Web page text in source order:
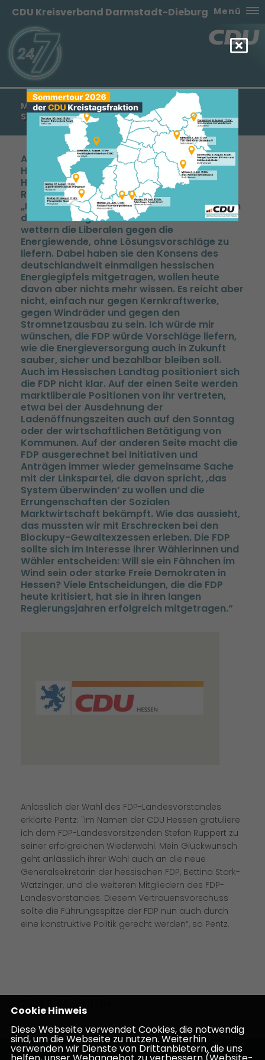
CDU Kreisverband Darmstadt-Dieburg Menü
MANFRED PENTZ: „FÄHNCHEN IM WIND ODER
STARKE FREIE DEMOKRATEN IN HESSEN?“
Anlässlich des Landesparteitages der FDP
Hessen stellte der Generalsekretär der CDU
Hessen, Manfred Pentz, die Frage, „welche
Rolle die FDP künftig in Hessen spielen“ wolle.
Ein klarer Kurs der Partei ist auch heute nach
dem Parteitag nicht erkennbar. Erneut
wettern die Liberalen gegen die
Energiewende, ohne Lösungsvorschläge zu
liefern. Dabei haben sie den Konsens des
deutschlandweit einmaligen hessischen
Energiegipfels mitgetragen, wollen heute
davon aber nichts mehr wissen. Es reicht aber
nicht, einfach nur gegen Kernkraftwerke,
gegen Windräder und gegen den
Stromnetzausbau zu sein. Ich würde mir
wünschen, die FDP würde Vorschläge liefern,
wie die Energieversorgung auch in Zukunft
sauber, sicher und bezahlbar bleiben soll.
Auch im Hessischen Landtag positioniert sich
die FDP nicht klar. Auf der einen Seite werden
marktliberale Positionen von ihr vertreten,
etwa bei der Ausdehnung der
Ladenöffnungszeiten auch auf den Sonntag
oder der wirtschaftlichen Betätigung von
Kommunen. Auf der anderen Seite macht die
FDP ausgerechnet bei Initiativen und
Anträgen immer wieder gemeinsame Sache
mit der Linkspartei, die davon spricht, ‚das
System überwinden‘ zu wollen und die
Errungenschaften der Sozialen
Marktwirtschaft bekämpft. Wie das aussieht,
das mussten wir mit Erschrecken bei den
Blockupy-Gewaltexzessen erleben. Die FDP
sollte sich im Interesse ihrer Wählerinnen und
Wähler entscheiden: Will sie ein Fähnchen im
Wind sein oder starke Freie Demokraten in
Hessen? Viele Entscheidungen, die die FDP
heute kritisiert, hat sie in ihren langen
Regierungsjahren erfolgreich mitgetragen.“
Anlässlich der Wahl des FDP-Landesvorstandes
erklärte Pentz: "Im Namen der CDU Hessen gratuliere
ich dem FDP-Landesvorsitzenden Stefan Ruppert zu
seiner erfolgreichen Wiederwahl. Mein Glückwunsch
geht anlässlich ihrer Wahl auch an die neue
Generalsekretärin der hessischen FDP, Bettina Stark-
Watzinger, und die weiteren Mitgliedern des FDP-
Landesvorstandes. Diesem Vertrauensvorschuss
sollte die Führungsspitze der FDP nun auch durch
eine konstruktive Politik gerecht werden“, so Pentz.
21.03.2015, 10:11 Uhr
Cookie Hinweis
Diese Webseite verwendet Cookies, die notwendig
sind, um die Webseite zu nutzen. Weiterhin
verwenden wir Dienste von Drittanbietern, die uns